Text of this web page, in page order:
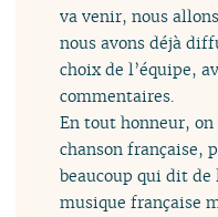
va venir, nous
nous avons déjà
choix de l’équipe,
commentaires.
En tout honneur,
chanson française,
beaucoup qui dit
musique française